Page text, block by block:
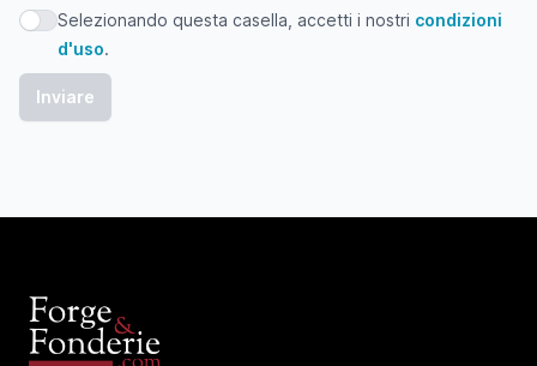
Selezionando questa casella, accetti i nostri condizioni
Selezionando questa casella, accetti i nostri condizioni
d'uso.